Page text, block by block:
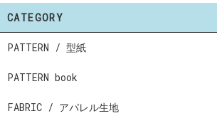
CATEGORY
PATTERN / 型紙
PATTERN book
FABRIC / アパレル生地